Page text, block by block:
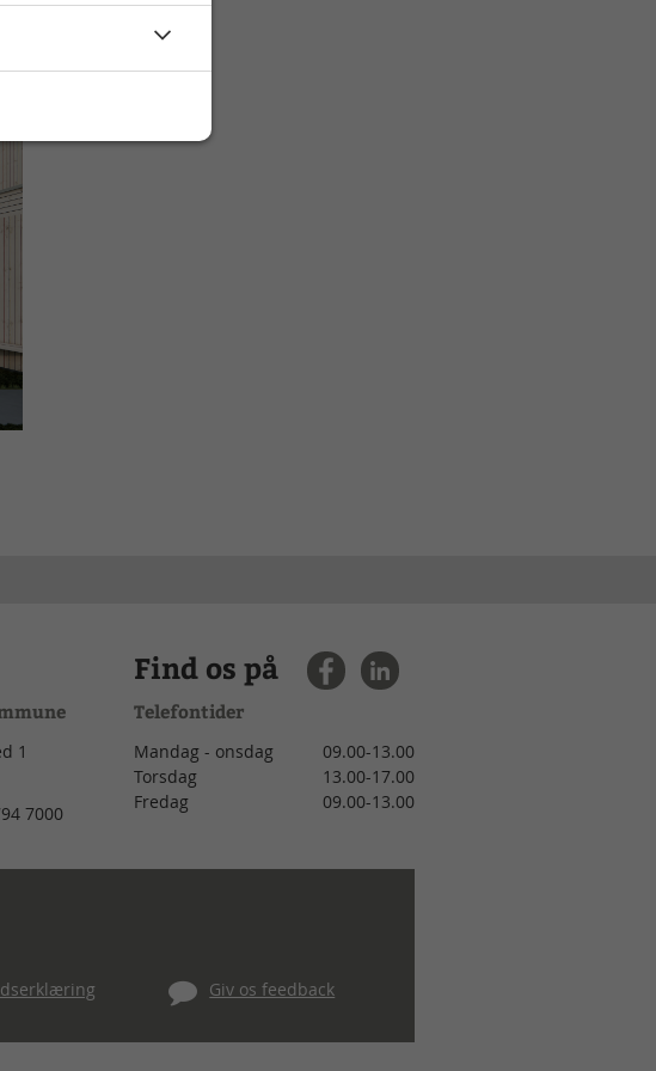
1
7000
Find os på
Telefontider
Mandag - onsdag
09.00-13.00
Torsdag
13.00-17.00
Fredag
09.00-13.00
Giv os feedback